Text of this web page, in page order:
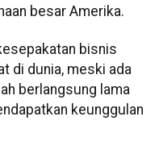
besar Amerika.
bisnis
di dunia, meski ada
berlangsung lama
keunggulan